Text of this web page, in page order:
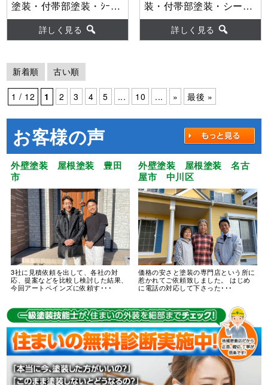
塗装・付帯部塗装・ｼｰﾘﾝ
ｸﾞ工事・防水工事 【使
用塗料】外壁：超低汚染
ﾘﾌｧｲﾝ弾性1000MS-IR
詳しく見る
装・付帯部塗装・シーリ
ング工事・防水工事
【使用塗料】外壁：
MUGAseven
詳しく見る
新着順 古い順
1 / 12 1 2 3 4 5 ... 10 ... » 最後 »
お客様の声
外壁塗装 屋根塗装 豊田
市
3社に見積依頼を出して、各社の対
応、提案などを比較し検討した結果、
今回アートペインズに依頼す･･･
外壁塗装 屋根塗装 名古
屋市 中川区
価格の安さと塗装の専門店という所に
惹かれてご依頼致しました。 はじめ
に電話の対応して下さった･･･